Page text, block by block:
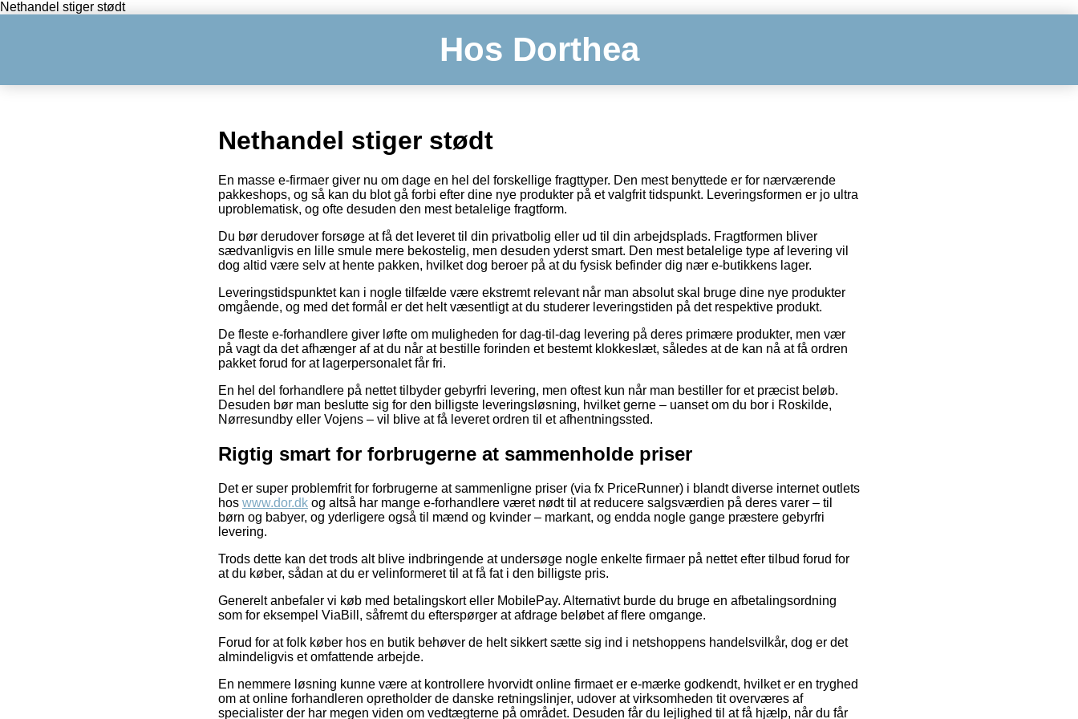
Nethandel stiger stødt
Hos Dorthea
Nethandel stiger stødt
En masse e-firmaer giver nu om dage en hel del forskellige fragttyper. Den mest benyttede er for nærværende
pakkeshops, og så kan du blot gå forbi efter dine nye produkter på et valgfrit tidspunkt. Leveringsformen er jo ultra
uproblematisk, og ofte desuden den mest betalelige fragtform.
Du bør derudover forsøge at få det leveret til din privatbolig eller ud til din arbejdsplads. Fragtformen bliver
sædvanligvis en lille smule mere bekostelig, men desuden yderst smart. Den mest betalelige type af levering vil
dog altid være selv at hente pakken, hvilket dog beroer på at du fysisk befinder dig nær e-butikkens lager.
Leveringstidspunktet kan i nogle tilfælde være ekstremt relevant når man absolut skal bruge dine nye produkter
omgående, og med det formål er det helt væsentligt at du studerer leveringstiden på det respektive produkt.
De fleste e-forhandlere giver løfte om muligheden for dag-til-dag levering på deres primære produkter, men vær
på vagt da det afhænger af at du når at bestille forinden et bestemt klokkeslæt, således at de kan nå at få ordren
pakket forud for at lagerpersonalet får fri.
En hel del forhandlere på nettet tilbyder gebyrfri levering, men oftest kun når man bestiller for et præcist beløb.
Desuden bør man beslutte sig for den billigste leveringsløsning, hvilket gerne – uanset om du bor i Roskilde,
Nørresundby eller Vojens – vil blive at få leveret ordren til et afhentningssted.
Rigtig smart for forbrugerne at sammenholde priser
Det er super problemfrit for forbrugerne at sammenligne priser (via fx PriceRunner) i blandt diverse internet outlets
hos www.dor.dk og altså har mange e-forhandlere været nødt til at reducere salgsværdien på deres varer – til
børn og babyer, og yderligere også til mænd og kvinder – markant, og endda nogle gange præstere gebyrfri
levering.
Trods dette kan det trods alt blive indbringende at undersøge nogle enkelte firmaer på nettet efter tilbud forud for
at du køber, sådan at du er velinformeret til at få fat i den billigste pris.
Generelt anbefaler vi køb med betalingskort eller MobilePay. Alternativt burde du bruge en afbetalingsordning
som for eksempel ViaBill, såfremt du efterspørger at afdrage beløbet af flere omgange.
Forud for at folk køber hos en butik behøver de helt sikkert sætte sig ind i netshoppens handelsvilkår, dog er det
almindeligvis et omfattende arbejde.
En nemmere løsning kunne være at kontrollere hvorvidt online firmaet er e-mærke godkendt, hvilket er en tryghed
om at online forhandleren opretholder de danske retningslinjer, udover at virksomheden tit overværes af
specialister der har megen viden om vedtægterne på området. Desuden får du lejlighed til at få hjælp, når du får